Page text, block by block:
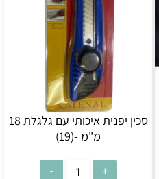
סכין יפנית איכותי עם גלגלת 18
מ"מ -(19)